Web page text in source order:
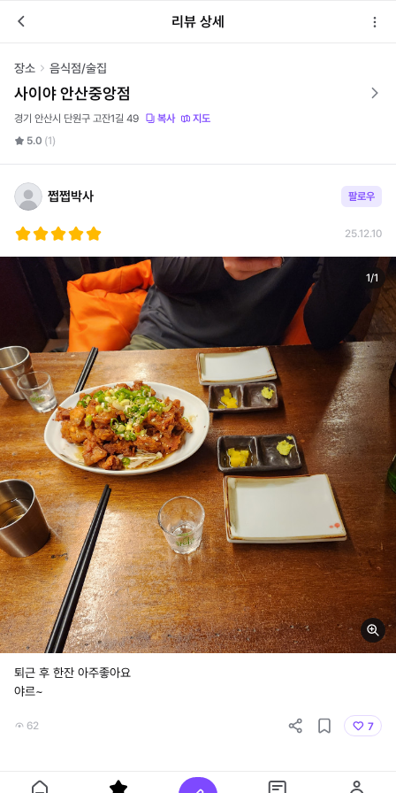
리뷰 상세
장소 음식점/술집
사이야 안산중앙점
경기 안산시 단원구 고잔1길 49 복사
지도
5.0 (1)
쩝쩝박사 팔로우
25.12.10
1/1
퇴근 후 한잔 아주좋아요
야르~
62 7